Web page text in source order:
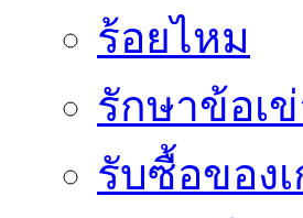
ร้อยไหม
รักษาข้อเ
รับซื้อของเ